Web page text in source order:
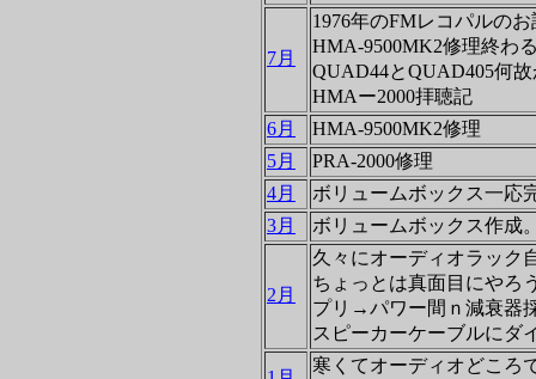
7月
1976年のFMレコパルのお
HMA-9500MK2修理終わ
QUAD44とQUAD405何
HMAー2000拝聴記
6月
HMA-9500MK2修理
5月
PRA-2000修理
4月
ボリュームボックス一応
3月
ボリュームボックス作成
2月
久々にオーディオラック
ちょっとは真面目にやろ
プリ→パワー間ｎ減衰器
スピーカーケーブルにダ
寒くてオーディオどころ